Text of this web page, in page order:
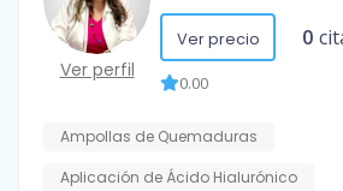
Ver perfil
Ver precio 0
0.00
Ampollas de Quemaduras
Aplicación de Ácido Hialurónico